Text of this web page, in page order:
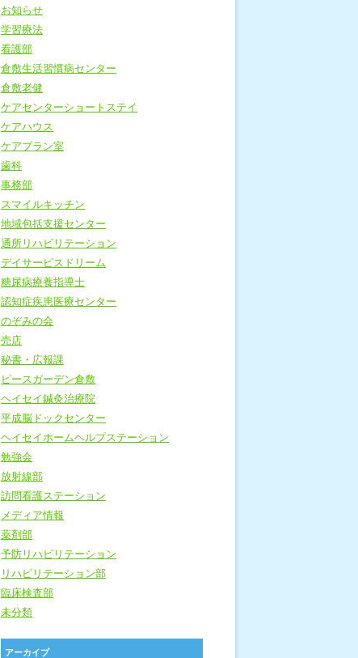
お知らせ
学習療法
看護部
倉敷生活習慣病センター
倉敷老健
ケアセンターショートステイ
ケアハウス
ケアプラン室
歯科
事務部
スマイルキッチン
地域包括支援センター
通所リハビリテーション
デイサービスドリーム
糖尿病療養指導士
認知症疾患医療センター
のぞみの会
売店
秘書・広報課
ピースガーデン倉敷
ヘイセイ鍼灸治療院
平成脳ドックセンター
ヘイセイホームヘルプステーション
勉強会
放射線部
訪問看護ステーション
メディア情報
薬剤部
予防リハビリテーション
リハビリテーション部
臨床検査部
未分類
アーカイブ